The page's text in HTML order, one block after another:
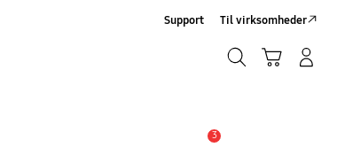
Support Til virksomheder
3